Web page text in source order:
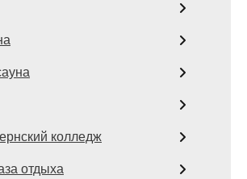
колледж
отдыха